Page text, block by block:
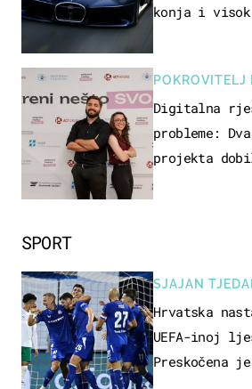
SPORT
SJAJAN
Hrvatska
UEFA-inoj
Preskočena
konja i visok
POKROVITELJ
ZAGREB
Digitalna
probleme:
projekta